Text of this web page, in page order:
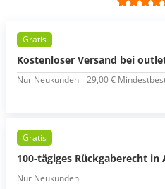
Gratis
Kostenloser Versand bei
Nur Neukunden 29,00 €
Gratis
100-tägiges Rückgaberecht
Nur Neukunden